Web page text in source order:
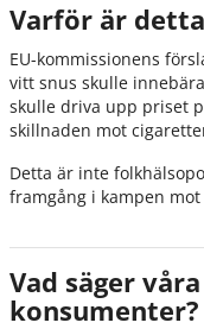
Varför är
EU-kommissionens
vitt snus skulle
skulle driva upp priset
skillnaden mot
Detta är inte
framgång i kampen
Vad säger
konsumenter?